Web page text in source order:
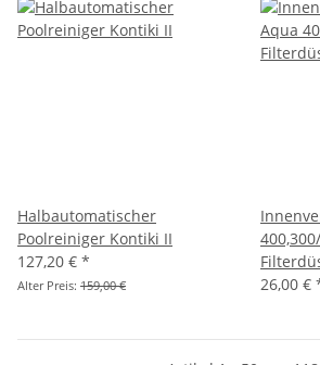
Halbautomatischer
Poolreiniger Kontiki II
127,20 € *
Alter Preis: 159,00 €
26,00 €